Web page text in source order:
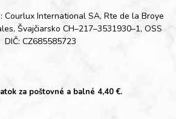
Courlux International SA, Rte de la Broye
Švajčiarsko CH–217–3531930–1, OSS
DIČ: CZ685585723
za poštovné a balné 4,40 €.